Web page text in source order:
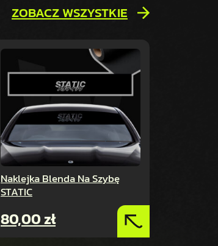
ZOBACZ WSZYSTKIE
Naklejka Blenda Na Szybę
STATIC
80,00zł